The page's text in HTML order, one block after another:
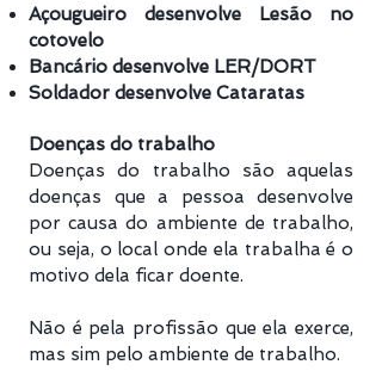
Açougueiro desenvolve Lesão no
cotovelo
Bancário desenvolve LER/DORT
Soldador desenvolve Cataratas
Doenças do trabalho
Doenças do trabalho são aquelas
doenças que a pessoa desenvolve
por causa do ambiente de trabalho,
ou seja, o local onde ela trabalha é o
motivo dela ficar doente.
Não é pela profissão que ela exerce,
mas sim pelo ambiente de trabalho.